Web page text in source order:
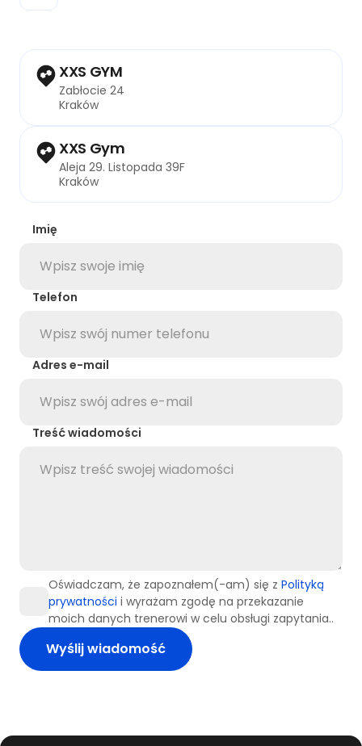
XXS GYM
Zabłocie 24
Kraków
XXS Gym
Aleja 29. Listopada 39F
Kraków
Imię
Telefon
Adres e-mail
Treść wiadomości
Oświadczam, że zapoznałem(-am) się z Polityką
prywatności i wyrażam zgodę na przekazanie
moich danych trenerowi w celu obsługi zapytania..
Wyślij wiadomość